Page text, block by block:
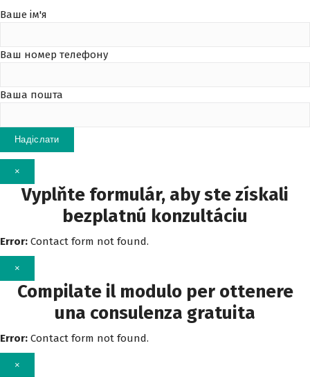
Ваше ім'я
Ваш номер телефону
Ваша пошта
×
Vyplňte formulár, aby ste získali
bezplatnú konzultáciu
Error: Contact form not found.
×
Compilate il modulo per ottenere
una consulenza gratuita
Error: Contact form not found.
×